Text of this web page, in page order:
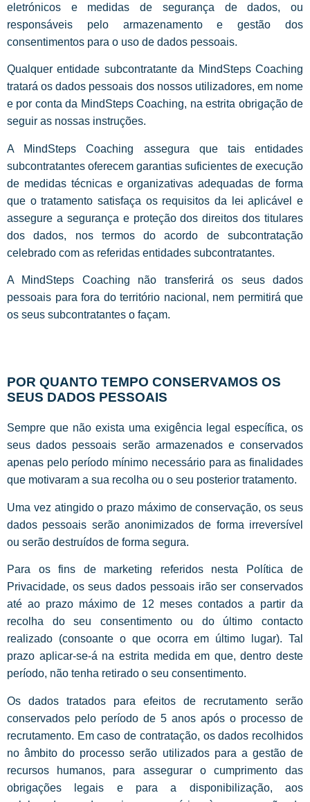
eletrónicos e medidas de segurança de dados, ou
responsáveis pelo armazenamento e gestão dos
consentimentos para o uso de dados pessoais.
Qualquer entidade subcontratante da MindSteps Coaching
tratará os dados pessoais dos nossos utilizadores, em nome
e por conta da MindSteps Coaching, na estrita obrigação de
seguir as nossas instruções.
A MindSteps Coaching assegura que tais entidades
subcontratantes oferecem garantias suficientes de execução
de medidas técnicas e organizativas adequadas de forma
que o tratamento satisfaça os requisitos da lei aplicável e
assegure a segurança e proteção dos direitos dos titulares
dos dados, nos termos do acordo de subcontratação
celebrado com as referidas entidades subcontratantes.
A MindSteps Coaching não transferirá os seus dados
pessoais para fora do território nacional, nem permitirá que
os seus subcontratantes o façam.
POR QUANTO TEMPO CONSERVAMOS OS
SEUS DADOS PESSOAIS
Sempre que não exista uma exigência legal específica, os
seus dados pessoais serão armazenados e conservados
apenas pelo período mínimo necessário para as finalidades
que motivaram a sua recolha ou o seu posterior tratamento.
Uma vez atingido o prazo máximo de conservação, os seus
dados pessoais serão anonimizados de forma irreversível
ou serão destruídos de forma segura.
Para os fins de marketing referidos nesta Política de
Privacidade, os seus dados pessoais irão ser conservados
até ao prazo máximo de 12 meses contados a partir da
recolha do seu consentimento ou do último contacto
realizado (consoante o que ocorra em último lugar). Tal
prazo aplicar-se-á na estrita medida em que, dentro deste
período, não tenha retirado o seu consentimento.
Os dados tratados para efeitos de recrutamento serão
conservados pelo período de 5 anos após o processo de
recrutamento. Em caso de contratação, os dados recolhidos
no âmbito do processo serão utilizados para a gestão de
recursos humanos, para assegurar o cumprimento das
obrigações legais e para a disponibilização, aos